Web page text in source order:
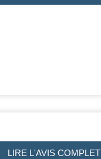
LIRE L'AVIS COMPLET